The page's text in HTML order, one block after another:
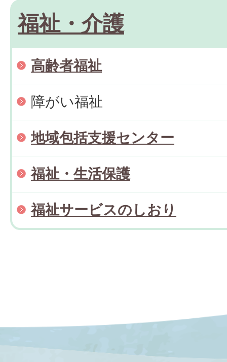
福祉・介護
高齢者福祉
障がい福祉
地域包括支援センター
福祉・生活保護
福祉サービスのしおり